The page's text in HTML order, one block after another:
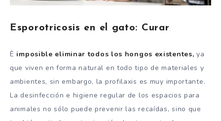
Esporotricosis en el gato: Curar
È imposible eliminar todos los hongos existentes, ya
que viven en forma natural en todo tipo de materiales y
ambientes, sin embargo, la profilaxis es muy importante.
La desinfección e higiene regular de los espacios para
animales no sólo puede prevenir las recaídas, sino que